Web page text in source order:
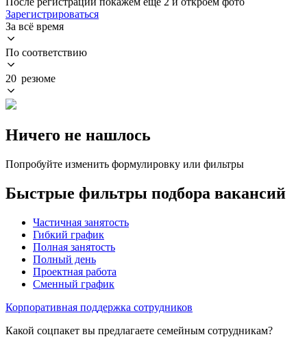
Зарегистрироваться
За всё время
По соответствию
20 резюме
Ничего не нашлось
Попробуйте изменить формулировку или фильтры
Быстрые фильтры подбора вакансий
Частичная занятость
Гибкий график
Полная занятость
Полный день
Проектная работа
Сменный график
Корпоративная поддержка сотрудников
Какой соцпакет вы предлагаете семейным сотрудникам?